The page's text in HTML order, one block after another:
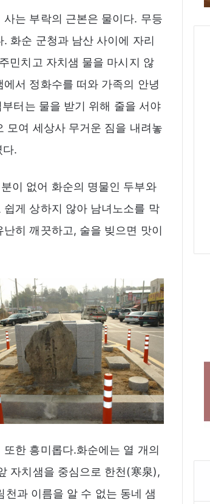
는 부락의 근본은 물이다. 무등
화순 군청과 남산 사이에 자리
민치고 자치샘 물을 마시지 않
서 정화수를 떠와 가족의 안녕
터는 물을 받기 위해 줄을 서야
모여 세상사 무거운 짐을 내려놓
다.
이 없어 화순의 명물인 두부와
게 상하지 않아 남녀노소를 막
히 깨끗하고, 술을 빚으면 맛이
한 흥미롭다.화순에는 열 개의
자치샘을 중심으로 한천(寒泉),
과 이름을 알 수 없는 동네 샘